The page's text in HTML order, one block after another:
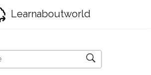
Learnaboutworld